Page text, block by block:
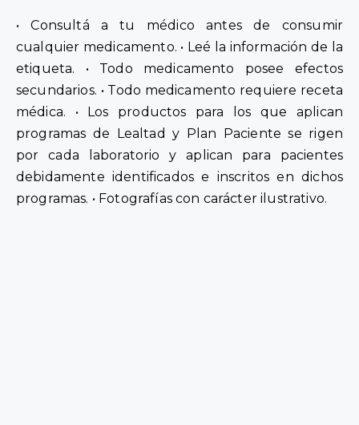
• Consultá a tu médico antes de consumir
cualquier medicamento. • Leé la información de la
etiqueta. • Todo medicamento posee efectos
secundarios. • Todo medicamento requiere receta
médica. • Los productos para los que aplican
programas de Lealtad y Plan Paciente se rigen
por cada laboratorio y aplican para pacientes
debidamente identificados e inscritos en dichos
programas. • Fotografías con carácter ilustrativo.